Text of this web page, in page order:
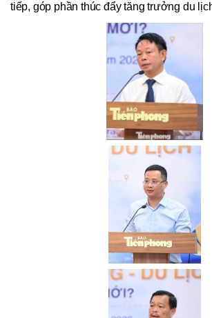
tiếp, góp phần thúc đẩy tăng trưởng du